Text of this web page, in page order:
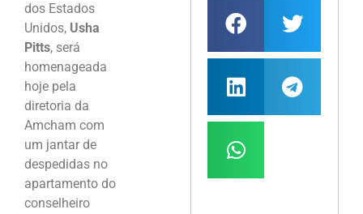
dos Estados
Unidos, Usha
Pitts, será
homenageada
hoje pela
diretoria da
Amcham com
um jantar de
despedidas no
apartamento do
conselheiro